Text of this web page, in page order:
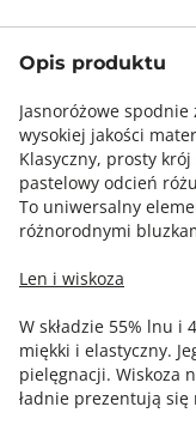
Opis produktu
Jasnoróżowe
wysokiej jakości
Klasyczny, prosty
pastelowy odcień
To uniwersalny
różnorodnymi
Len i wiskoza
W składzie 55% lnu i
miękki i elastyczny.
pielęgnacji. Wiskoza
ładnie prezentują